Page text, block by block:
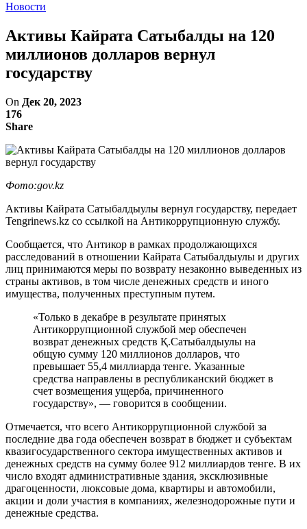
Новости
Активы Кайрата Сатыбалды на 120
миллионов долларов вернул
государству
On Дек 20, 2023
176
Share
Фото:gov.kz
Активы Кайрата Сатыбалдыулы вернул государству, передает
Tengrinews.kz со ссылкой на Антикоррупционную службу.
Сообщается, что Антикор в рамках продолжающихся
расследований в отношении Кайрата Сатыбалдыулы и других
лиц принимаются меры по возврату незаконно выведенных из
страны активов, в том числе денежных средств и иного
имущества, полученных преступным путем.
«Только в декабре в результате принятых
Антикоррупционной службой мер обеспечен
возврат денежных средств Қ.Сатыбалдыулы на
общую сумму 120 миллионов долларов, что
превышает 55,4 миллиарда тенге. Указанные
средства направлены в республиканский бюджет в
счет возмещения ущерба, причиненного
государству», — говорится в сообщении.
Отмечается, что всего Антикоррупционной службой за
последние два года обеспечен возврат в бюджет и субъектам
квазигосударственного сектора имущественных активов и
денежных средств на сумму более 912 миллиардов тенге. В их
число входят административные здания, эксклюзивные
драгоценности, люксовые дома, квартиры и автомобили,
акции и доли участия в компаниях, железнодорожные пути и
денежные средства.